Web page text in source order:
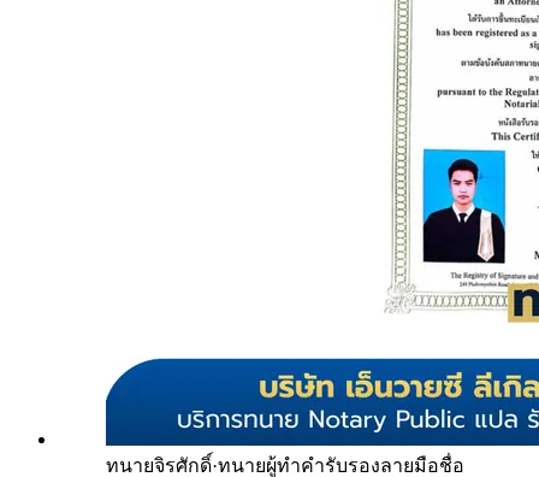
ทนายจิรศักดิ์·ทนายผู้ทำคำรับรองลายมือชื่อ